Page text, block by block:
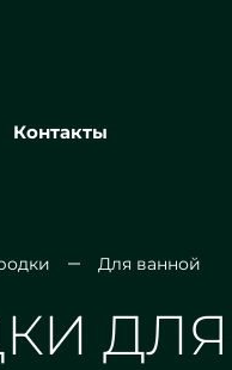
Контакты
Для ванной